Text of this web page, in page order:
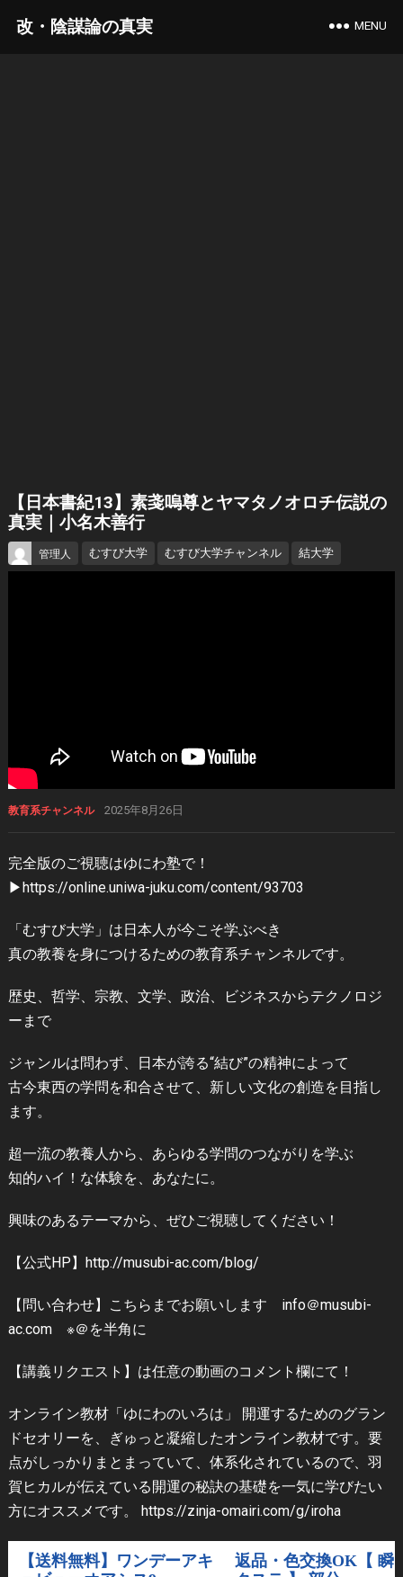
改・陰謀論の真実 MENU
【日本書紀13】素戔嗚尊とヤマタノオロチ伝説の
真実｜小名木善行
管理人 むすび大学 むすび大学チャンネル 結大学
教育系チャンネル 2025年8月26日
完全版のご視聴はゆにわ塾で！
▶︎https://online.uniwa-juku.com/content/93703
「むすび大学」は日本人が今こそ学ぶべき
真の教養を身につけるための教育系チャンネルです。
歴史、哲学、宗教、文学、政治、ビジネスからテクノロジ
ーまで
ジャンルは問わず、日本が誇る“結び”の精神によって
古今東西の学問を和合させて、新しい文化の創造を目指し
ます。
超一流の教養人から、あらゆる学問のつながりを学ぶ
知的ハイ！な体験を、あなたに。
興味のあるテーマから、ぜひご視聴してください！
【公式HP】http://musubi-ac.com/blog/
【問い合わせ】こちらまでお願いします info＠musubi-
ac.com ※＠を半角に
【講義リクエスト】は任意の動画のコメント欄にて！
オンライン教材「ゆにわのいろは」 開運するためのグラン
ドセオリーを、ぎゅっと凝縮したオンライン教材です。要
点がしっかりまとまっていて、体系化されているので、羽
賀ヒカルが伝えている開運の秘訣の基礎を一気に学びたい
方にオススメです。 https://zinja-omairi.com/g/iroha